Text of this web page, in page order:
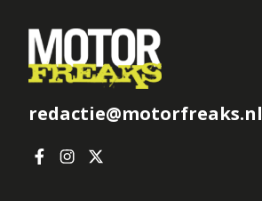
redactie@motorfreaks.nl